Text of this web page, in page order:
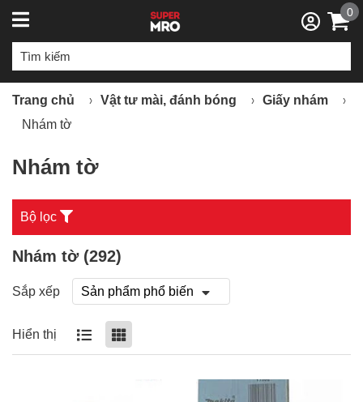
0
Trang chủ Vật tư mài, đánh bóng
Giấy nhám
Nhám tờ
Nhám tờ
Bộ lọc
Nhám tờ (292)
Sắp xếp
Hiển thị